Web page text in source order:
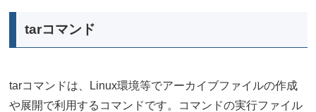
tarコマンド
tarコマンドは、Linux環境等でアーカイブファイルの作成
や展開で利用するコマンドです。コマンドの実行ファイル